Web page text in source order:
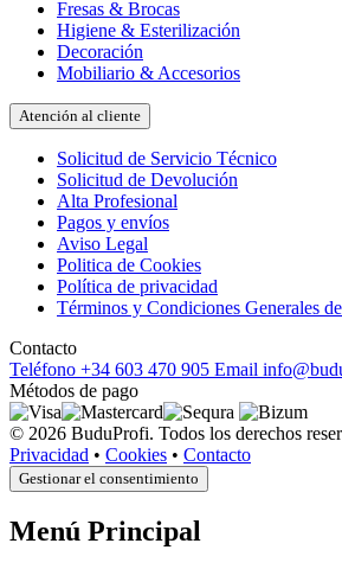
Fresas & Brocas
Higiene & Esterilización
Decoración
Mobiliario & Accesorios
Atención al cliente
Solicitud de Servicio Técnico
Solicitud de Devolución
Alta Profesional
Pagos y envíos
Aviso Legal
Politica de Cookies
Política de privacidad
Términos y Condiciones Generales
Contacto
Teléfono +34 603 470 905 Email
Métodos de pago
© 2026 BuduProfi. Todos los derechos
Privacidad • Cookies • Contacto
Gestionar el consentimiento
Menú Principal